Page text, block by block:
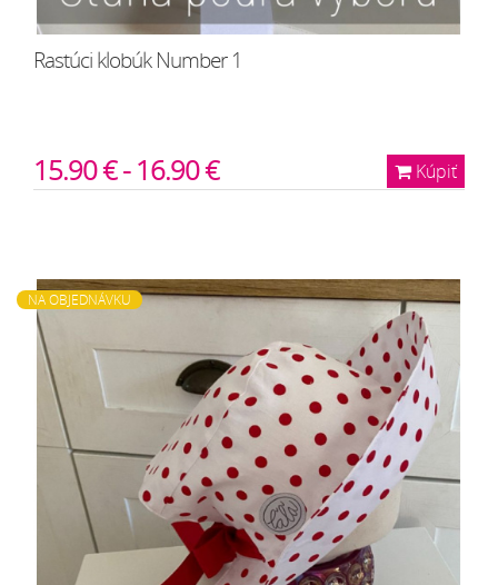
Rastúci klobúk Number 1
Kúpiť
15.90 € - 16.90 €
NA OBJEDNÁVKU